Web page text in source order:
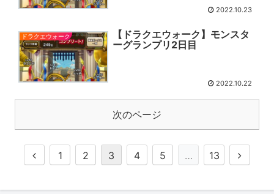
2022.10.23
ドラクエウォーク
【ドラクエウォーク】モンスタ
ーグランプリ2日目
2022.10.22
次のページ
1 2 3 4 5 … 13